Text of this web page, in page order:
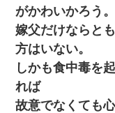
がかわいかろう。
嫁父だけならと
方はいない。
しかも食中毒を
れば
故意でなくても